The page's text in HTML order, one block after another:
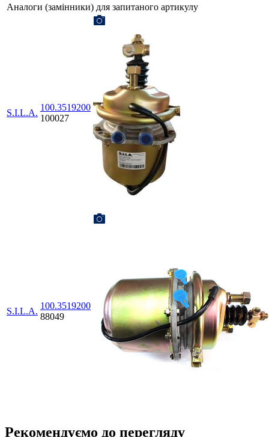
Аналоги (замінники) для запитаного артикулу
S.I.L.A.
100.3519200
100027
S.I.L.A.
100.3519200
88049
Рекомендуємо до перегляду